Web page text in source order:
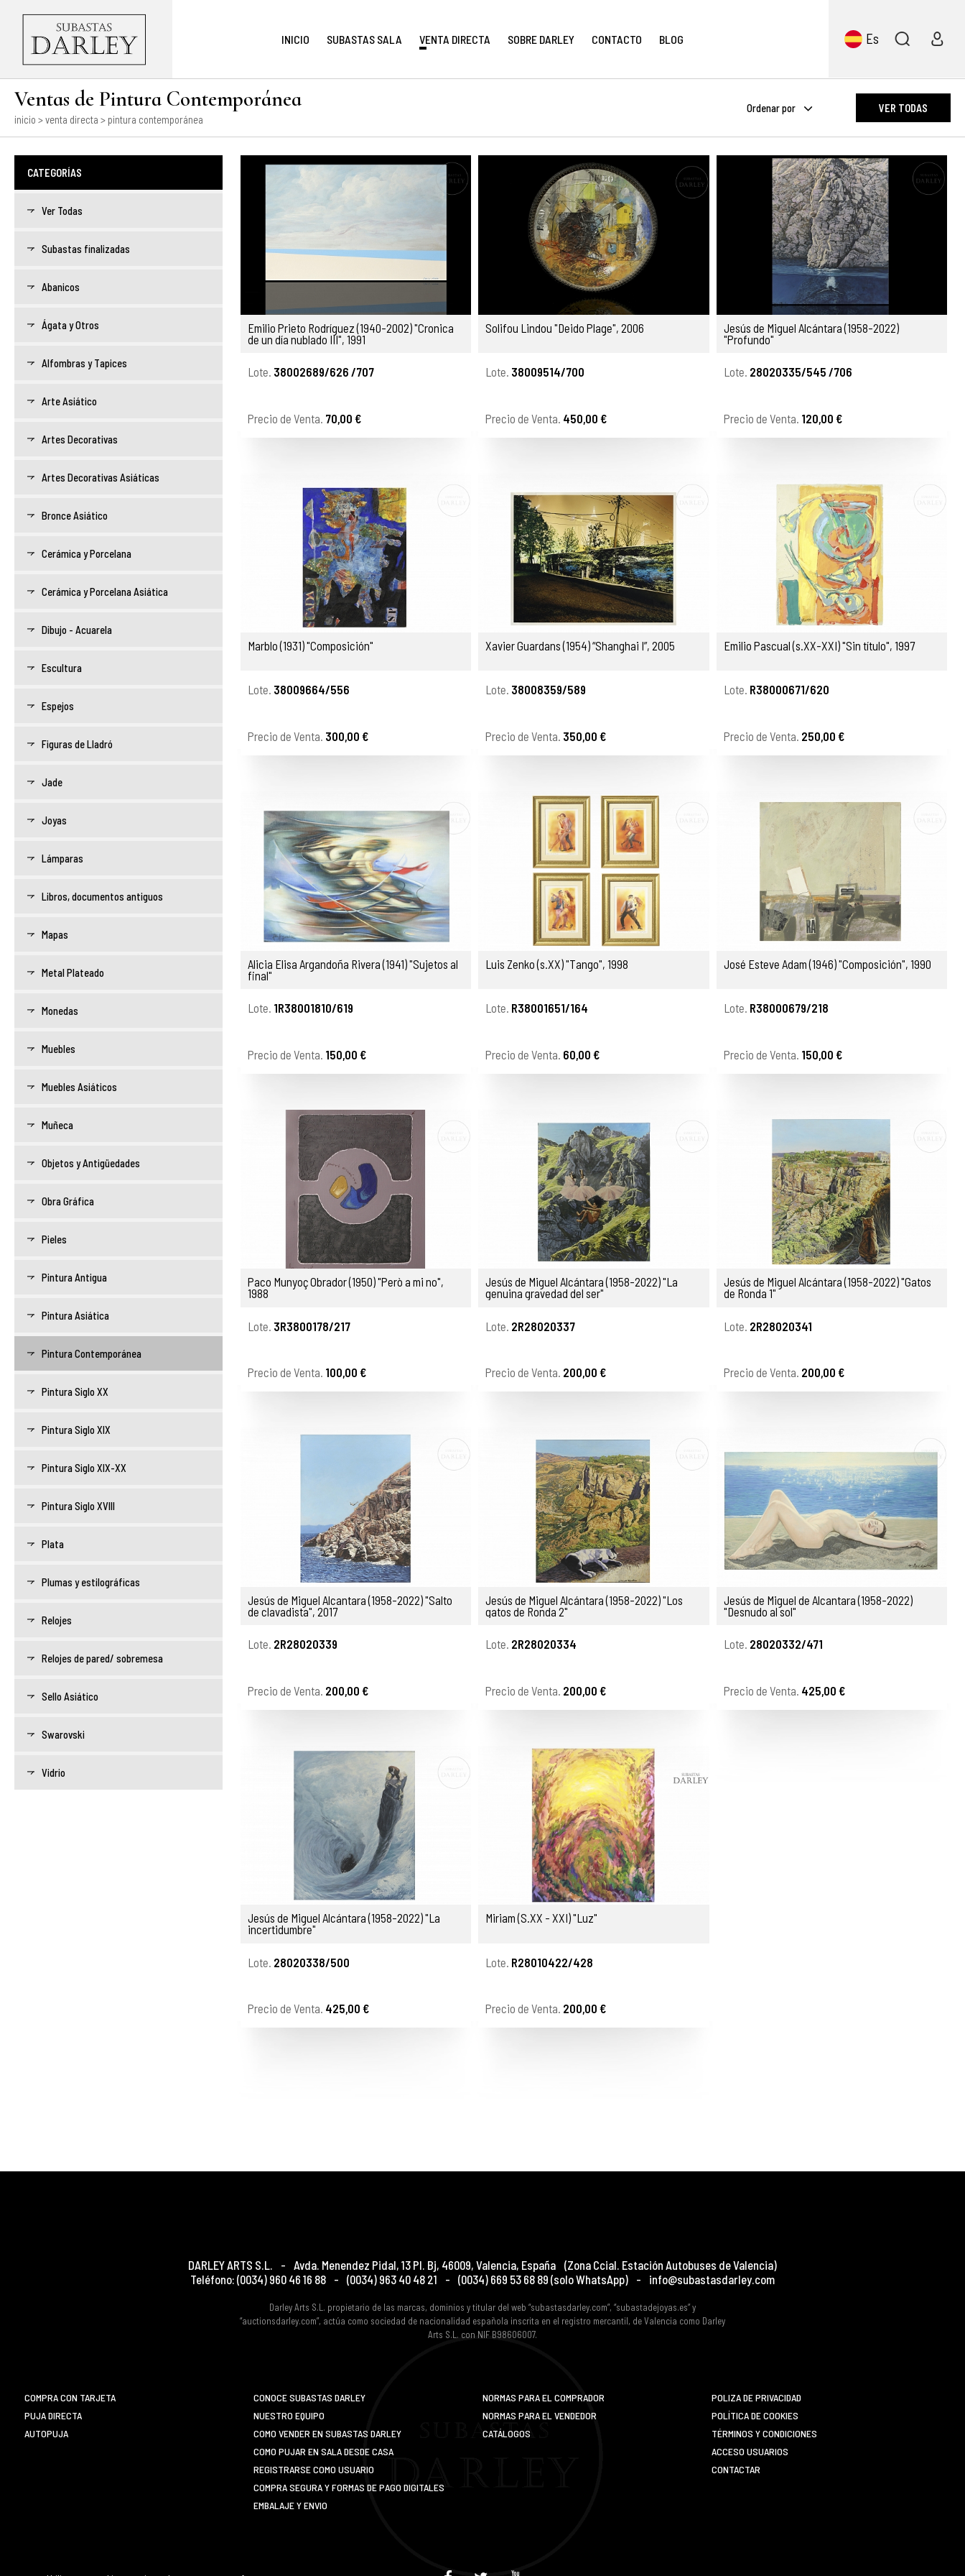
INICIO SUBASTAS SALA VENTA DIRECTA SOBRE DARLEY CONTACTO BLOG Es
Ventas de Pintura Contemporánea
inicio >venta directa > pintura contemporánea
Ordenar por VER TODAS
CATEGORÍAS
Ver Todas
Subastas finalizadas
Abanicos
Ágata y Otros
Alfombras y Tapices
Arte Asiático
Artes Decorativas
Artes Decorativas Asiáticas
Bronce Asiático
Cerámica y Porcelana
Cerámica y Porcelana Asiática
Dibujo - Acuarela
Escultura
Espejos
Figuras de Lladró
Jade
Joyas
Lámparas
Libros, documentos antiguos
Mapas
Metal Plateado
Monedas
Muebles
Muebles Asiáticos
Muñeca
Objetos y Antigüedades
Obra Gráfica
Pieles
Pintura Antigua
Pintura Asiática
Pintura Contemporánea
Pintura Siglo XX
Pintura Siglo XIX
Pintura Siglo XIX-XX
Pintura Siglo XVIII
Plata
Plumas y estilográficas
Relojes
Relojes de pared/ sobremesa
Sello Asiático
Swarovski
Vidrio
Emilio Prieto Rodríguez (1940-2002) "Cronica
de un día nublado III", 1991
Lote. 38002689/626 /707
Precio de Venta. 70,00 €
Solifou Lindou "Deido Plage", 2006
Lote. 38009514/700
Precio de Venta. 450,00 €
Jesús de Miguel Alcántara (1958-2022)
"Profundo"
Lote. 28020335/545 /706
Precio de Venta. 120,00 €
Marblo (1931) "Composición"
Lote. 38009664/556
Precio de Venta. 300,00 €
Xavier Guardans (1954) “Shanghai I”, 2005
Lote. 38008359/589
Precio de Venta. 350,00 €
Emilio Pascual (s.XX-XXI) "Sin título", 1997
Lote. R38000671/620
Precio de Venta. 250,00 €
Alicia Elisa Argandoña Rivera (1941) "Sujetos al
final"
Lote. 1R38001810/619
Precio de Venta. 150,00 €
Luis Zenko (s.XX) "Tango", 1998
Lote. R38001651/164
Precio de Venta. 60,00 €
José Esteve Adam (1946) "Composición", 1990
Lote. R38000679/218
Precio de Venta. 150,00 €
Paco Munyoç Obrador (1950) "Però a mi no",
1988
Lote. 3R3800178/217
Precio de Venta. 100,00 €
Jesús de Miguel Alcántara (1958-2022) "La
genuina gravedad del ser"
Lote. 2R28020337
Precio de Venta. 200,00 €
Jesús de Miguel Alcántara (1958-2022) "Gatos
de Ronda 1"
Lote. 2R28020341
Precio de Venta. 200,00 €
Jesús de Miguel Alcantara (1958-2022) "Salto
de clavadista", 2017
Lote. 2R28020339
Precio de Venta. 200,00 €
Jesús de Miguel Alcántara (1958-2022) "Los
gatos de Ronda 2"
Lote. 2R28020334
Precio de Venta. 200,00 €
Jesús de Miguel de Alcantara (1958-2022)
"Desnudo al sol"
Lote. 28020332/471
Precio de Venta. 425,00 €
Jesús de Miguel Alcántara (1958-2022) "La
incertidumbre"
Lote. 28020338/500
Precio de Venta. 425,00 €
Miriam (S.XX - XXI) "Luz"
Lote. R28010422/428
Precio de Venta. 200,00 €
DARLEY ARTS S.L. - Avda. Menendez Pidal, 13 Pl. Bj, 46009, Valencia, España (Zona Ccial. Estación Autobuses de Valencia)
Teléfono: (0034) 960 46 16 88 - (0034) 963 40 48 21 - (0034) 669 53 68 89 (solo WhatsApp) - info@subastasdarley.com
Darley Arts S.L. propietario de las marcas, dominios y titular del web “subastasdarley.com”, “subastadejoyas.es” y
“auctionsdarley.com”, actúa como sociedad de nacionalidad española inscrita en el registro mercantil, de Valencia como Darley
Arts S.L. con NIF B98606007.
COMPRA CON TARJETA
PUJA DIRECTA
AUTOPUJA
CONOCE SUBASTAS DARLEY
NUESTRO EQUIPO
COMO VENDER EN SUBASTAS DARLEY
COMO PUJAR EN SALA DESDE CASA
REGISTRARSE COMO USUARIO
COMPRA SEGURA Y FORMAS DE PAGO DIGITALES
EMBALAJE Y ENVIO
NORMAS PARA EL COMPRADOR
NORMAS PARA EL VENDEDOR
CATÁLOGOS
POLIZA DE PRIVACIDAD
POLÍTICA DE COOKIES
TÉRMINOS Y CONDICIONES
ACCESO USUARIOS
CONTACTAR